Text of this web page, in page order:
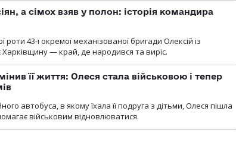
а сімох взяв у полон: історія командира
роти 43-ї окремої механізованої бригади Олексій із
— край, де народився та виріс.
її життя: Олеся стала військовою і тепер
автобуса, в якому їхала її подруга з дітьми, Олеся пішла
військовим відновлюватися.